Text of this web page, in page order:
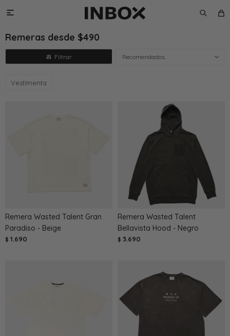

Remeras desde $490
Recomendados
Vestimenta
Remera Wasted Talent Gran
Paradiso - Beige
$ 1.690
Remera Wasted Talent
Bellavista Hood - Negro
$ 3.690